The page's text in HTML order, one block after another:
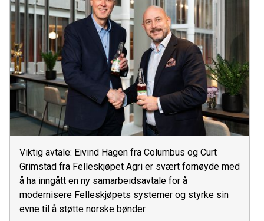
Viktig avtale: Eivind Hagen fra Columbus og Curt
Grimstad fra Felleskjøpet Agri er svært fornøyde med
å ha inngått en ny samarbeidsavtale for å
modernisere Felleskjøpets systemer og styrke sin
evne til å støtte norske bønder.